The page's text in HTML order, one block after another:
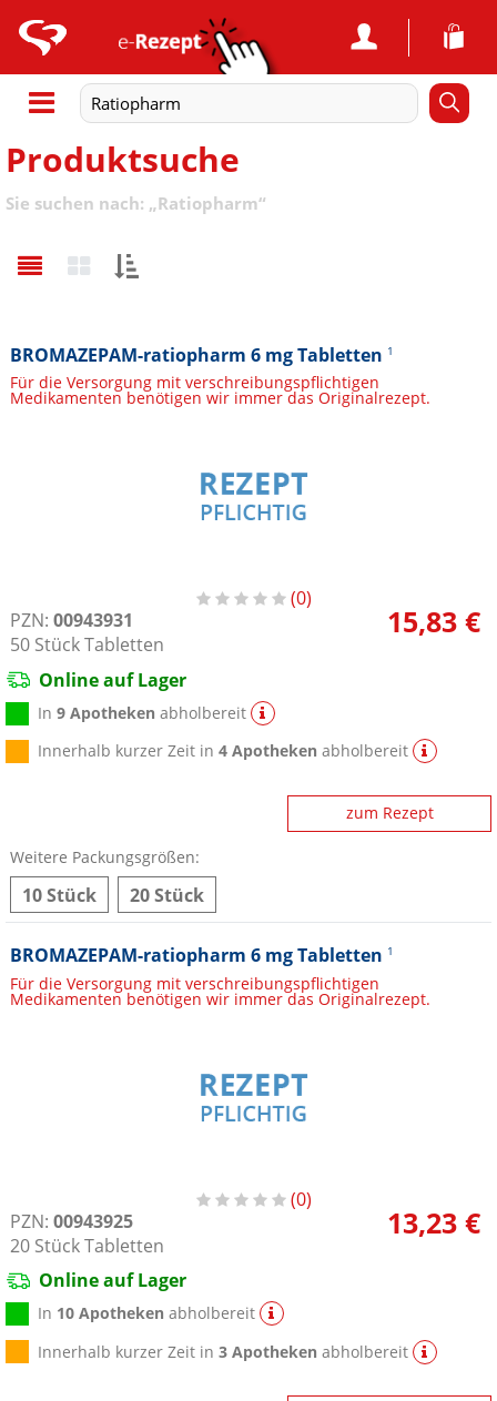
Produktsuche
Sie suchen nach: „Ratiopharm“
BROMAZEPAM-ratiopharm 6 mg Tabletten 1
Für die Versorgung mit verschreibungspflichtigen
Medikamenten benötigen wir immer das Originalrezept.
0
PZN: 00943931
50 Stück Tabletten
15,83 €
Online auf Lager
In9 Apotheken abholbereit
Innerhalb kurzer Zeit in4 Apotheken abholbereit
zum Rezept
Weitere Packungsgrößen:
10 Stück 20 Stück
BROMAZEPAM-ratiopharm 6 mg Tabletten 1
Für die Versorgung mit verschreibungspflichtigen
Medikamenten benötigen wir immer das Originalrezept.
0
PZN: 00943925
20 Stück Tabletten
13,23 €
Online auf Lager
In 10 Apotheken abholbereit
Innerhalb kurzer Zeit in3 Apotheken abholbereit